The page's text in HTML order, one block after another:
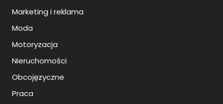
Marketing i reklama
Moda
Motoryzacja
Nieruchomości
Obcojęzyczne
Praca